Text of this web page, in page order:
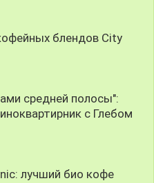
блендов City
средней полосы":
с Глебом
лучший био кофе